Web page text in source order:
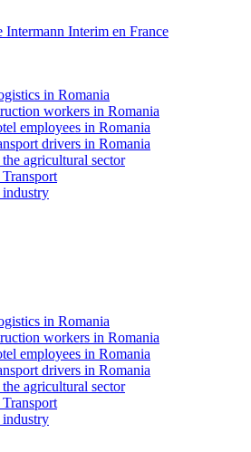
in Romania
workers in Romania
employees in Romania
drivers in Romania
agricultural sector
in Romania
workers in Romania
employees in Romania
drivers in Romania
agricultural sector